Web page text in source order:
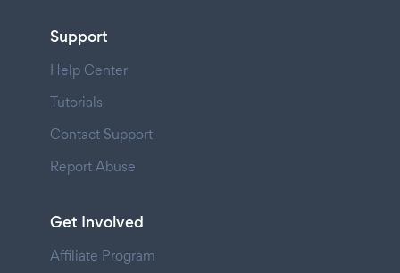
Support
Help Center
Tutorials
Contact Support
Report Abuse
Get Involved
Affiliate Program